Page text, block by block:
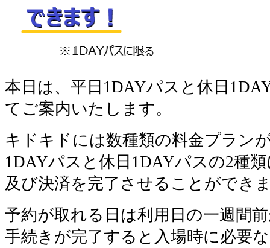
本日は、平日1DAYパスと休日
てご案内いたします。
キドキドには数種類の料金プラン
1DAYパスと休日1DAYパスの2種
及び決済を完了させることができ
予約が取れる日は利用日の一週間
手続きが完了すると入場時に必要